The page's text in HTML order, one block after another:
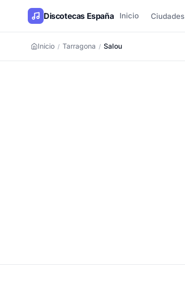
Discotecas España Inicio Ciudades
Inicio / Tarragona / Salou